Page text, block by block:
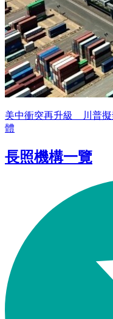
美中衝突再升級 川普擬
體
長照機構一覽